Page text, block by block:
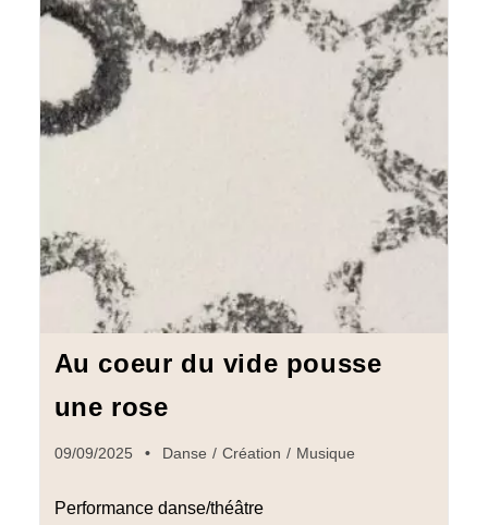
Au coeur du vide pousse
une rose
09/09/2025 Danse / Création / Musique
Performance danse/théâtre